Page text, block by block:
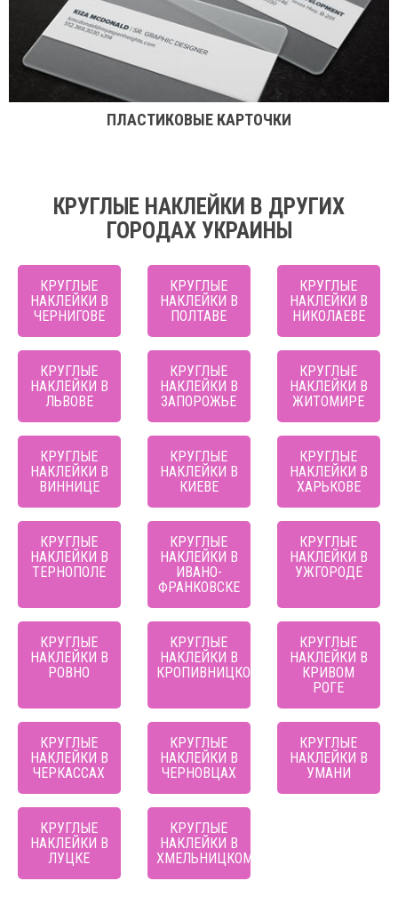
ПЛАСТИКОВЫЕ КАРТОЧКИ
КРУГЛЫЕ НАКЛЕЙКИ В ДРУГИХ
ГОРОДАХ УКРАИНЫ
КРУГЛЫЕ
НАКЛЕЙКИ В
ЧЕРНИГОВЕ
КРУГЛЫЕ
НАКЛЕЙКИ В
ПОЛТАВЕ
КРУГЛЫЕ
НАКЛЕЙКИ В
НИКОЛАЕВЕ
КРУГЛЫЕ
НАКЛЕЙКИ В
ЛЬВОВЕ
КРУГЛЫЕ
НАКЛЕЙКИ В
ЗАПОРОЖЬЕ
КРУГЛЫЕ
НАКЛЕЙКИ В
ЖИТОМИРЕ
КРУГЛЫЕ
НАКЛЕЙКИ В
ВИННИЦЕ
КРУГЛЫЕ
НАКЛЕЙКИ В
КИЕВЕ
КРУГЛЫЕ
НАКЛЕЙКИ В
ХАРЬКОВЕ
КРУГЛЫЕ
НАКЛЕЙКИ В
ТЕРНОПОЛЕ
КРУГЛЫЕ
НАКЛЕЙКИ В
ИВАНО-
ФРАНКОВСКЕ
КРУГЛЫЕ
НАКЛЕЙКИ В
УЖГОРОДЕ
КРУГЛЫЕ
НАКЛЕЙКИ В
РОВНО
КРУГЛЫЕ
НАКЛЕЙКИ В
КРОПИВНИЦКОМ
КРУГЛЫЕ
НАКЛЕЙКИ В
КРИВОМ
РОГЕ
КРУГЛЫЕ
НАКЛЕЙКИ В
ЧЕРКАССАХ
КРУГЛЫЕ
НАКЛЕЙКИ В
ЧЕРНОВЦАХ
КРУГЛЫЕ
НАКЛЕЙКИ В
УМАНИ
КРУГЛЫЕ
НАКЛЕЙКИ В
ЛУЦКЕ
КРУГЛЫЕ
НАКЛЕЙКИ В
ХМЕЛЬНИЦКОМ